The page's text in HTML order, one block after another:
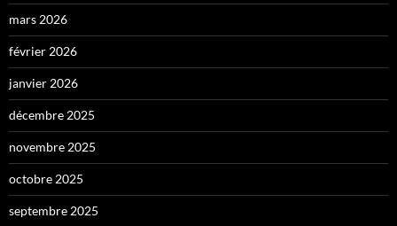
mars 2026
février 2026
janvier 2026
décembre 2025
novembre 2025
octobre 2025
septembre 2025